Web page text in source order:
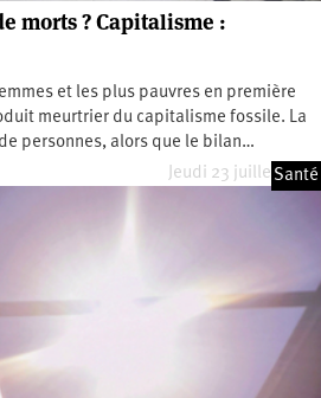
morts ? Capitalisme :
et les plus pauvres en première
meurtrier du capitalisme fossile. La
personnes, alors que le bilan…
Jeudi 23 juillet 2026
Santé